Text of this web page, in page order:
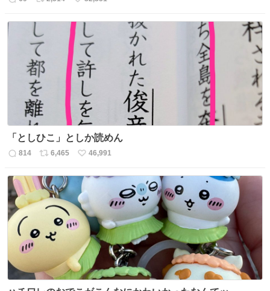
返
数
リ
ス
ト
数
い
ね
数
「としひこ」としか読めん
返
数
814
リ
ス
ト
数
6,465
い
ね
数
46,991